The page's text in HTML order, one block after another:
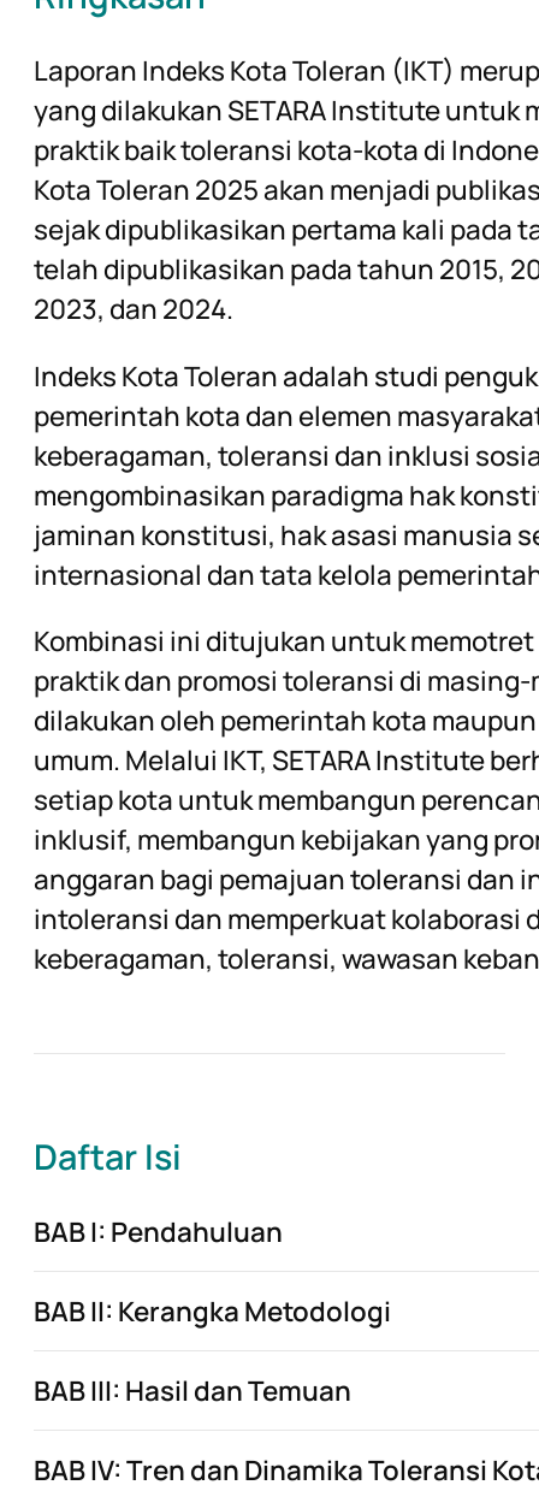
Laporan Indeks Kota Toleran (IKT)
yang dilakukan SETARA Institute untuk
praktik baik toleransi kota-kota di
Kota Toleran 2025 akan menjadi
sejak dipublikasikan pertama kali pada
telah dipublikasikan pada tahun 2015,
2023, dan 2024.
Indeks Kota Toleran adalah studi
pemerintah kota dan elemen
keberagaman, toleransi dan inklusi
mengombinasikan paradigma hak
jaminan konstitusi, hak asasi manusia
internasional dan tata kelola
Kombinasi ini ditujukan untuk
praktik dan promosi toleransi di
dilakukan oleh pemerintah kota
umum. Melalui IKT, SETARA Institute
setiap kota untuk membangun
inklusif, membangun kebijakan yang
anggaran bagi pemajuan toleransi dan
intoleransi dan memperkuat kolaborasi
keberagaman, toleransi, wawasan
Daftar Isi
BAB I: Pendahuluan
BAB II: Kerangka Metodologi
BAB III: Hasil dan Temuan
BAB IV: Tren dan Dinamika Toleransi